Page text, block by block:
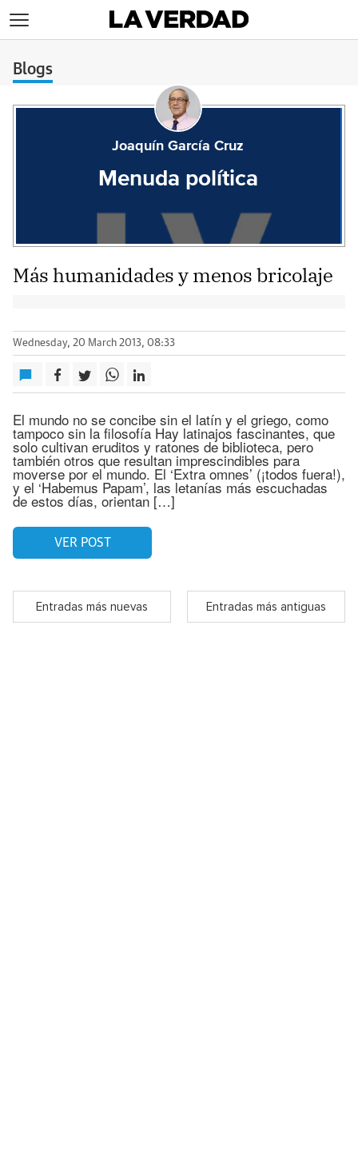
Blogs
Joaquín García Cruz
Menuda política
Más humanidades y menos bricolaje
Wednesday, 20 March 2013, 08:33
El mundo no se concibe sin el latín y el griego, como
tampoco sin la filosofía Hay latinajos fascinantes, que
solo cultivan eruditos y ratones de biblioteca, pero
también otros que resultan imprescindibles para
moverse por el mundo. El ‘Extra omnes’ (¡todos fuera!),
y el ‘Habemus Papam’, las letanías más escuchadas
de estos días, orientan […]
VER POST
Entradas más nuevas Entradas más antiguas